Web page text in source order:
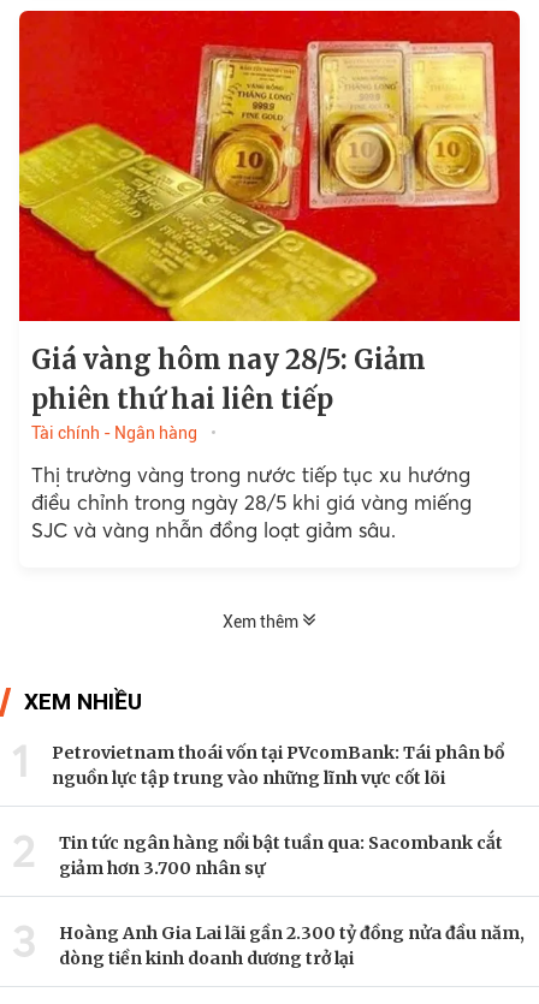
Giá vàng hôm nay 28/5: Giảm
phiên thứ hai liên tiếp
Tài chính - Ngân hàng
Thị trường vàng trong nước tiếp tục xu hướng
điều chỉnh trong ngày 28/5 khi giá vàng miếng
SJC và vàng nhẫn đồng loạt giảm sâu.
Xem thêm
XEM NHIỀU
1
Petrovietnam thoái vốn tại PVcomBank: Tái phân bổ
nguồn lực tập trung vào những lĩnh vực cốt lõi
2
Tin tức ngân hàng nổi bật tuần qua: Sacombank cắt
giảm hơn 3.700 nhân sự
3
Hoàng Anh Gia Lai lãi gần 2.300 tỷ đồng nửa đầu năm,
dòng tiền kinh doanh dương trở lại